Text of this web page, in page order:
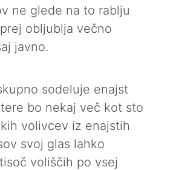
ne glede na to rablju
obljublja večno
javno.
sodeluje enajst
bo nekaj več kot sto
volivcev iz enajstih
svoj glas lahko
voliščih po vsej